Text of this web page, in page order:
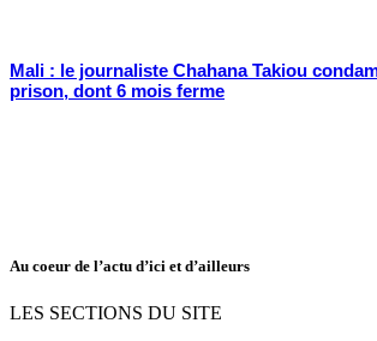
Mali : le journaliste Chahana Takiou
prison, dont 6 mois ferme
Au coeur de l’actu d’ici et d’ailleurs
LES SECTIONS DU SITE